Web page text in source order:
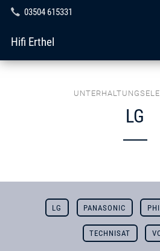
03504 615331
Hifi Erthel
LG
LG PANASONIC
TECHNISAT